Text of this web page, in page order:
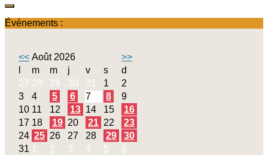
Événements :
<< Août 2026
>>
m m j v s
d
27 28 29 30 31 1
2
3
4 5 6 7 8
9
10 11 12 13 14 15
16
17 18 19 20 21 22
23
24 25 26 27 28 29
30
31 1 2 3 4 5 6